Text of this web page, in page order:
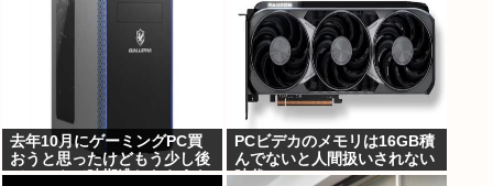
去年10月にゲーミングPC買
おうと思ったけどもう少し後
でいいやで時期逃したらうな
PCビデカのメモリは16GB積
んでないと人間扱いされない
時代に